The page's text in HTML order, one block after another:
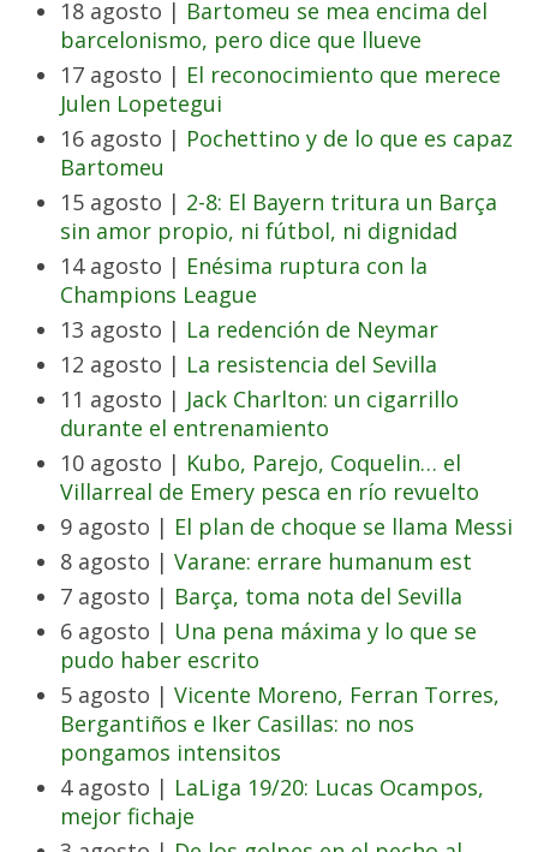
18 agosto | Bartomeu se mea encima del
barcelonismo, pero dice que llueve
17 agosto | El reconocimiento que merece
Julen Lopetegui
16 agosto | Pochettino y de lo que es capaz
Bartomeu
15 agosto | 2-8: El Bayern tritura un Barça
sin amor propio, ni fútbol, ni dignidad
14 agosto | Enésima ruptura con la
Champions League
13 agosto | La redención de Neymar
12 agosto | La resistencia del Sevilla
11 agosto | Jack Charlton: un cigarrillo
durante el entrenamiento
10 agosto | Kubo, Parejo, Coquelin… el
Villarreal de Emery pesca en río revuelto
9 agosto | El plan de choque se llama Messi
8 agosto | Varane: errare humanum est
7 agosto | Barça, toma nota del Sevilla
6 agosto | Una pena máxima y lo que se
pudo haber escrito
5 agosto | Vicente Moreno, Ferran Torres,
Bergantiños e Iker Casillas: no nos
pongamos intensitos
4 agosto | LaLiga 19/20: Lucas Ocampos,
mejor fichaje